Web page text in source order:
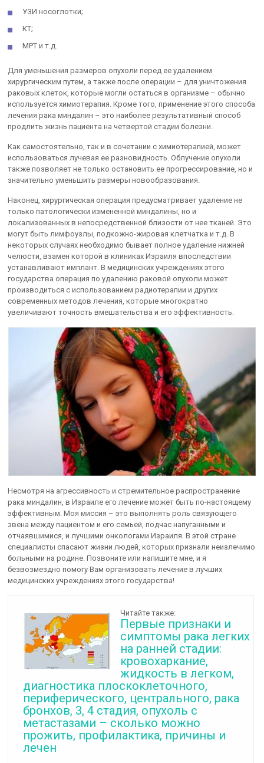
УЗИ носоглотки;
КТ;
МРТ и т.д.
Для уменьшения размеров опухоли перед ее удалением
хирургическим путем, а также после операции – для уничтожения
раковых клеток, которые могли остаться в организме – обычно
используется химиотерапия. Кроме того, применение этого способа
лечения рака миндалин – это наиболее результативный способ
продлить жизнь пациента на четвертой стадии болезни.
Как самостоятельно, так и в сочетании с химиотерапией, может
использоваться лучевая ее разновидность. Облучение опухоли
также позволяет не только остановить ее прогрессирование, но и
значительно уменьшить размеры новообразования.
Наконец, хирургическая операция предусматривает удаление не
только патологически измененной миндалины, но и
локализованных в непосредственной близости от нее тканей. Это
могут быть лимфоузлы, подкожно-жировая клетчатка и т.д. В
некоторых случаях необходимо бывает полное удаление нижней
челюсти, взамен которой в клиниках Израиля впоследствии
устанавливают имплант. В медицинских учреждениях этого
государства операция по удалению раковой опухоли может
производиться с использованием радиотерапии и других
современных методов лечения, которые многократно
увеличивают точность вмешательства и его эффективность.
Несмотря на агрессивность и стремительное распространение
рака миндалин, в Израиле его лечение может быть по-настоящему
эффективным. Моя миссия – это выполнять роль связующего
звена между пациентом и его семьей, подчас напуганными и
отчаявшимися, и лучшими онкологами Израиля. В этой стране
специалисты спасают жизни людей, которых признали неизлечимо
больными на родине. Позвоните или напишите мне, и я
безвозмездно помогу Вам организовать лечение в лучших
медицинских учреждениях этого государства!
Читайте также:
Первые признаки и
симптомы рака легких
на ранней стадии:
кровохаркание,
жидкость в легком,
диагностика плоскоклеточного,
периферического, центрального, рака
бронхов, 3, 4 стадия, опухоль с
метастазами – сколько можно
прожить, профилактика, причины и
лечен